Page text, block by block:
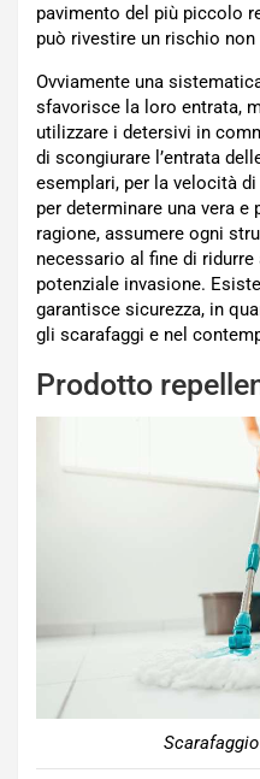
pavimento del più piccolo
può rivestire un rischio non
Ovviamente una
sfavorisce la loro entrata,
utilizzare i detersivi in
di scongiurare l’entrata
esemplari, per la velocità
per determinare una vera e
ragione, assumere ogni
necessario al fine di
potenziale invasione.
garantisce sicurezza, in
gli scarafaggi e nel
Prodotto